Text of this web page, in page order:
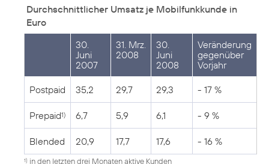
Durchschnittlicher Umsatz je Mobilfunkkunde in
Euro
30.
Juni
2007
31. Mrz.
2008
30.
Juni
2008
Veränderung
gegenüber
Vorjahr
Postpaid 35,2 29,7 29,3 - 17 %
Prepaid1) 6,7 5,9 6,1 - 9 %
Blended 20,9 17,7 17,6 - 16 %
1) in den letzten drei Monaten aktive Kunden